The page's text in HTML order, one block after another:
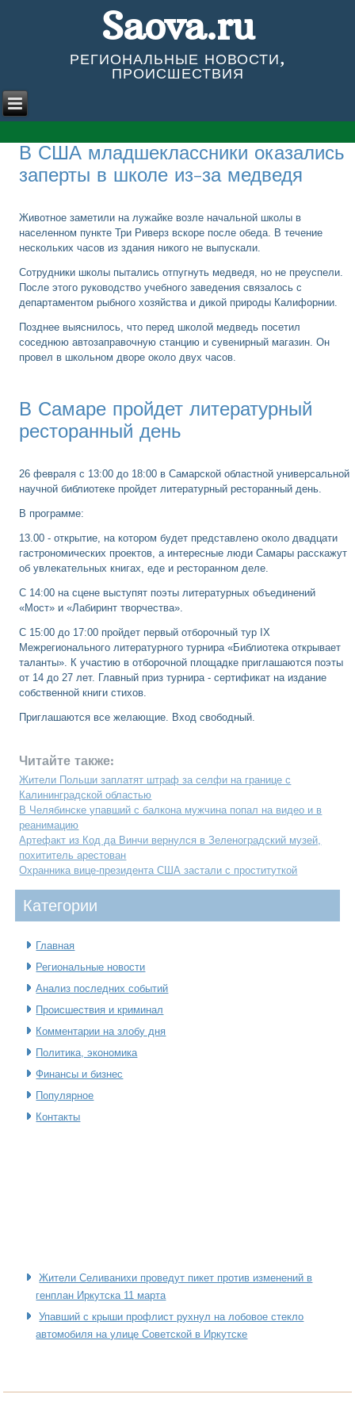
Saova.ru
РЕГИОНАЛЬНЫЕ НОВОСТИ,
ПРОИСШЕСТВИЯ
В США младшеклассники оказались
заперты в школе из-за медведя
Животное заметили на лужайке возле начальной школы в
населенном пункте Три Риверз вскоре после обеда. В течение
нескольких часов из здания никого не выпускали.
Сотрудники школы пытались отпугнуть медведя, но не преуспели.
После этого руководство учебного заведения связалось с
департаментом рыбного хозяйства и дикой природы Калифорнии.
Позднее выяснилось, что перед школой медведь посетил
соседнюю автозаправочную станцию и сувенирный магазин. Он
провел в школьном дворе около двух часов.
В Самаре пройдет литературный
ресторанный день
26 февраля с 13:00 до 18:00 в Самарской областной универсальной
научной библиотеке пройдет литературный ресторанный день.
В программе:
13.00 - открытие, на котором будет представлено около двадцати
гастрономических проектов, а интересные люди Самары расскажут
об увлекательных книгах, еде и ресторанном деле.
С 14:00 на сцене выступят поэты литературных объединений
«Мост» и «Лабиринт творчества».
С 15:00 до 17:00 пройдет первый отборочный тур IX
Межрегионального литературного турнира «Библиотека открывает
таланты». К участию в отборочной площадке приглашаются поэты
от 14 до 27 лет. Главный приз турнира - сертификат на издание
собственной книги стихов.
Приглашаются все желающие. Вход свободный.
Читайте также:
Жители Польши заплатят штраф за селфи на границе с
Калининградской областью
В Челябинске упавший с балкона мужчина попал на видео и в
реанимацию
Артефакт из Код да Винчи вернулся в Зеленоградский музей,
похититель арестован
Охранника вице-президента США застали с проституткой
Категοрии
Главная
Региональные новости
Анализ последних событий
Происшествия и криминал
Комментарии на злобу дня
Политика, экономика
Финансы и бизнес
Популярное
Контакты
Жители Селиванихи проведут пикет против изменений в
генплан Иркутска 11 марта
Упавший с крыши профлист рухнул на лобовое стекло
автомобиля на улице Советской в Иркутске